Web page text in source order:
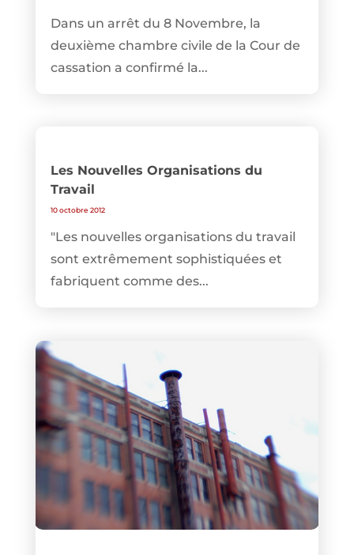
Dans un arrêt du 8 Novembre, la
deuxième chambre civile de la Cour de
cassation a confirmé la...
Les Nouvelles Organisations du
Travail
10 octobre 2012
"Les nouvelles organisations du travail
sont extrêmement sophistiquées et
fabriquent comme des...